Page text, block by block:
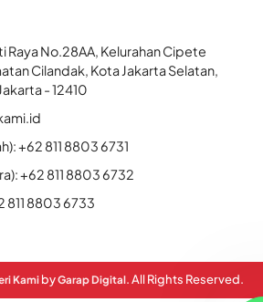
Raya No.28AA, Kelurahan Cipete
Cilandak, Kota Jakarta Selatan,
- 12410
+62 811 8803 6731
+62 811 8803 6732
811 8803 6733
Kami byGarap Digital. All Rights Reserved.